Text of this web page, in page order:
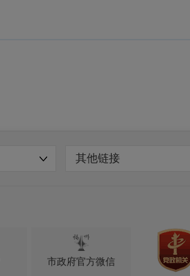
其他链接
市政府官方微信